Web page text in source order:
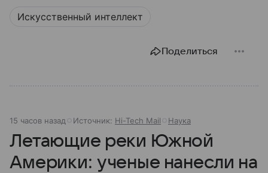
Искусственный интеллект
Поделиться
15 часов назад Источник: Hi-Tech Mail Наука
Летающие реки Южной
Америки: ученые нанесли на